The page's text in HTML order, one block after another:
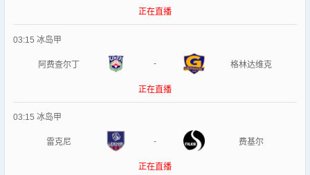
正在直播
03:15 冰岛甲
阿费查尔丁 - 格林达维克
正在直播
03:15 冰岛甲
雷克尼 - 费基尔
正在直播